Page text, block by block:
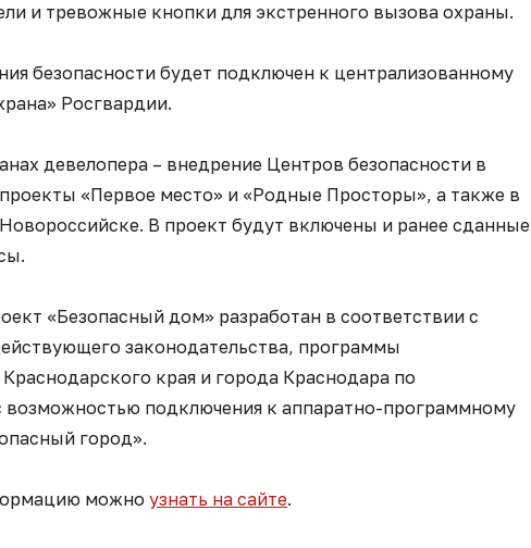
и тревожные кнопки для экстренного вызова охраны.
безопасности будет подключен к централизованному
Росгвардии.
девелопера – внедрение Центров безопасности в
«Первое место» и «Родные Просторы», а также в
В проект будут включены и ранее сданные
«Безопасный дом» разработан в соответствии с
законодательства, программы
края и города Краснодара по
возможностью подключения к аппаратно-программному
город».
можно узнать на сайте.